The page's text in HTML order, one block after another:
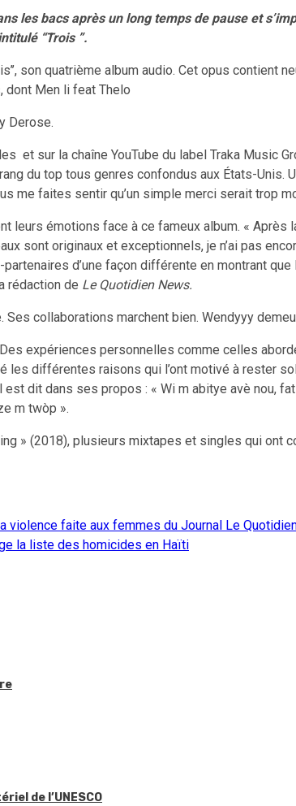
les bacs après un long temps de pause et
“Trois ”.
son quatrième album audio. Cet opus
dont Men li feat Thelo
Derose.
et sur la chaîne YouTube du label Traka Music
du top tous genres confondus aux États-Unis.
me faites sentir qu’un simple merci serait trop
émotions face à ce fameux album. « Après
sont originaux et exceptionnels, je n’ai pas
d’une façon différente en montrant
rédaction de Le Quotidien News.
collaborations marchent bien. Wendyyy
expériences personnelles comme celles
différentes raisons qui l’ont motivé à rester
dit dans ses propos : « Wi m abitye avè nou,
m twòp ».
» (2018), plusieurs mixtapes et singles qui ont
violence faite aux femmes du Journal Le
la liste des homicides en Haïti
de l’UNESCO